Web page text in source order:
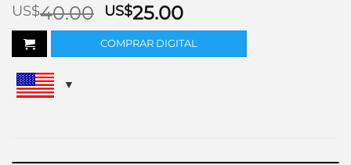
US$40.00 El
precio
original
US$25.00El
precio
actual
COMPRAR DIGITAL